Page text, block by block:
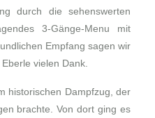
durch die sehenswerten
3-Gänge-Menu mit
Empfang sagen wir
vielen Dank.
historischen Dampfzug, der
brachte. Von dort ging es